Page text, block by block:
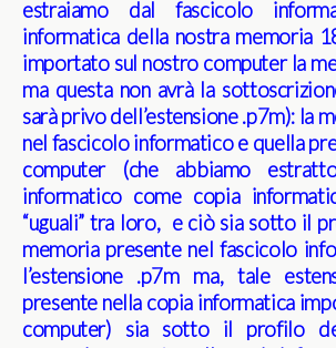
estraiamo dal fascicolo
informatica della nostra memoria
importato sul nostro computer la
ma questa non avrà la
sarà privo dell’estensione .p7m): la
nel fascicolo informatico e quella
computer (che abbiamo
informatico come copia
“uguali” tra loro, e ciò sia sotto il
memoria presente nel fascicolo
l’estensione .p7m ma, tale
presente nella copia informatica
computer) sia sotto il profilo